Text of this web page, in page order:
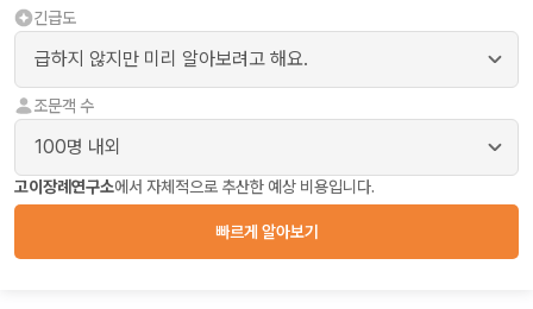
긴급도
조문객 수
고이장례연구소에서 자체적으로 추산한 예상 비용입니다.
빠르게 알아보기